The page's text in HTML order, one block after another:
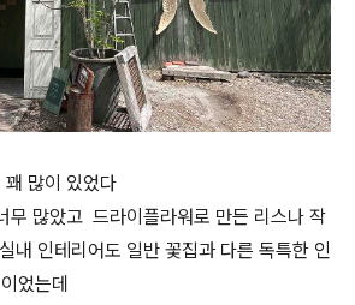
많이 있었다
무 많았고 드라이플라워로 만든 리스나 작
내 인테리어도 일반 꽃집과 다른 독특한 인
었는데